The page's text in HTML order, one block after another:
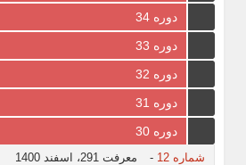
دوره 34
دوره 33
دوره 32
دوره 31
دوره 30
شماره 12 -
معرفت 291، اسفند 1400